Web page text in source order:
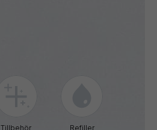
Tillbehör Refiller